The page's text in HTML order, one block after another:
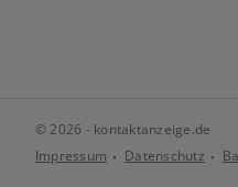
© 2026 - kontaktanzeige.de
Impressum
Datenschutz